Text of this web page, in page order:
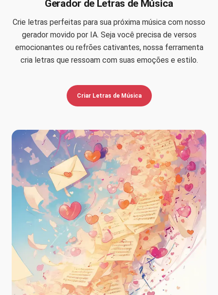
Gerador de Letras de Música
Crie letras perfeitas para sua próxima música com nosso
gerador movido por IA. Seja você precisa de versos
emocionantes ou refrões cativantes, nossa ferramenta
cria letras que ressoam com suas emoções e estilo.
Criar Letras de Música